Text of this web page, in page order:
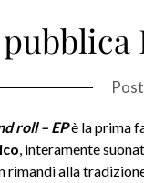
roll – EPè la prima
, interamente
rimandi alla